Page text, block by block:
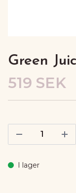
Green
519 SEK
I lager